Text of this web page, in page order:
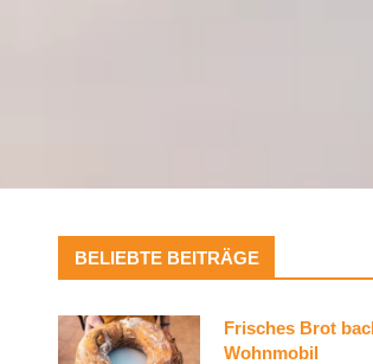
BELIEBTE BEITRÄGE
Frisches Brot
Wohnmobil